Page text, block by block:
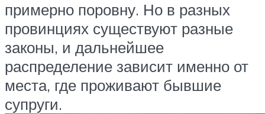
примерно поровну. Но в разных
провинциях существуют разные
законы, и дальнейшее
распределение зависит именно от
места, где проживают бывшие
супруги.